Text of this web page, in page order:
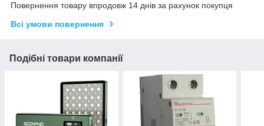
Повернення товару впродовж 14 днів за рахунок покупця
Всі умови повернення
Подібні товари компанії